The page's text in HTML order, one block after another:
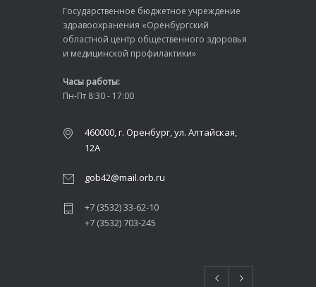
Государственное бюджетное учреждение
здравоохранения «Оренбургский
областной центр общественного здоровья
и медицинской профилактики»
Часы работы:
Пн-Пт 8:30 - 17:00
460000, г. Оренбург, ул. Алтайская,
12А
gob42@mail.orb.ru
+7 (3532) 33-62-10
+7 (3532) 703-245